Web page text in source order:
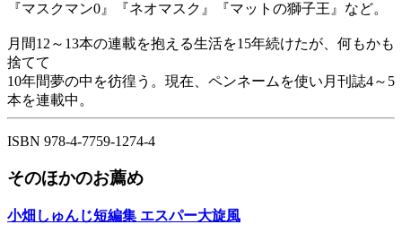
『マスクマン0』『ネオマスク』『マットの獅子王』など。
月間12～13本の連載を抱える生活を15年続けたが、何もかも
捨てて
10年間夢の中を彷徨う。現在、ペンネームを使い月刊誌4～5
本を連載中。
ISBN 978-4-7759-1274-4
そのほかのお薦め
小畑しゅんじ短編集 エスパー大旋風